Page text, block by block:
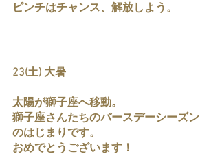
ピンチはチャンス、解放しよう。
23(土) 大暑
太陽が獅子座へ移動。
獅子座さんたちのバースデーシーズン
のはじまりです。
おめでとうございます！